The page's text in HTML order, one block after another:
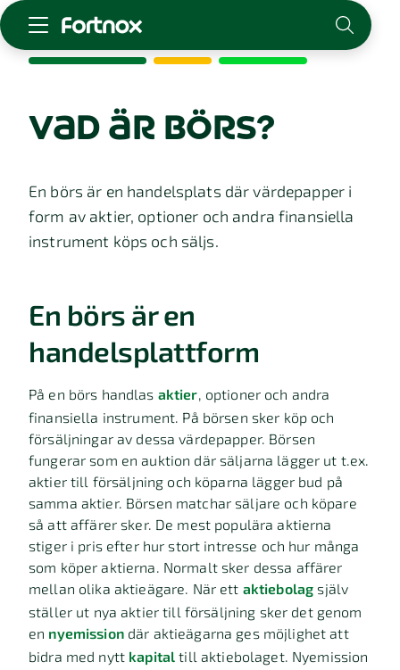
Skaffa Fortnox
För redovisningsbyrån
Logga in
Kontakt
Kontakt
vad är börs?
En börs är en handelsplats där värdepapper i
form av aktier, optioner och andra finansiella
instrument köps och säljs.
En börs är en
handelsplattform
På en börs handlas aktier, optioner och andra
finansiella instrument. På börsen sker köp och
försäljningar av dessa värdepapper. Börsen
fungerar som en auktion där säljarna lägger ut t.ex.
aktier till försäljning och köparna lägger bud på
samma aktier. Börsen matchar säljare och köpare
så att affärer sker. De mest populära aktierna
stiger i pris efter hur stort intresse och hur många
som köper aktierna. Normalt sker dessa affärer
mellan olika aktieägare. När ett aktiebolag själv
ställer ut nya aktier till försäljning sker det genom
en nyemissiondär aktieägarna ges möjlighet att
bidra med nytt kapital till aktiebolaget. Nyemission